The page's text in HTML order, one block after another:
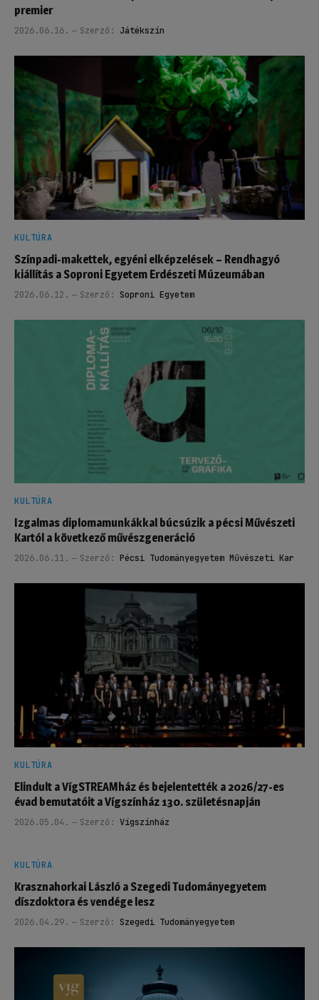
premier
2026.06.16. Szerző: Játékszín
KULTÚRA
Színpadi-makettek, egyéni elképzelések – Rendhagyó
kiállítás a Soproni Egyetem Erdészeti Múzeumában
2026.06.12. Szerző: Soproni Egyetem
KULTÚRA
Izgalmas diplomamunkákkal búcsúzik a pécsi Művészeti
Kartól a következő művészgeneráció
2026.06.11. Szerző: Pécsi Tudományegyetem Művészeti Kar
KULTÚRA
Elindult a VígSTREAMház és bejelentették a 2026/27-es
évad bemutatóit a Vígszínház 130. születésnapján
2026.05.04. Szerző: Vígszínház
KULTÚRA
Krasznahorkai László a Szegedi Tudományegyetem
díszdoktora és vendége lesz
2026.04.29. Szerző: Szegedi Tudományegyetem